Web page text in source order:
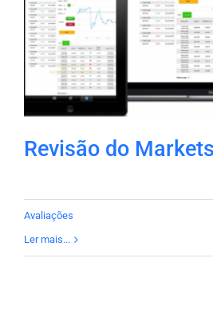
Revisão do
Avaliações
Ler mais...